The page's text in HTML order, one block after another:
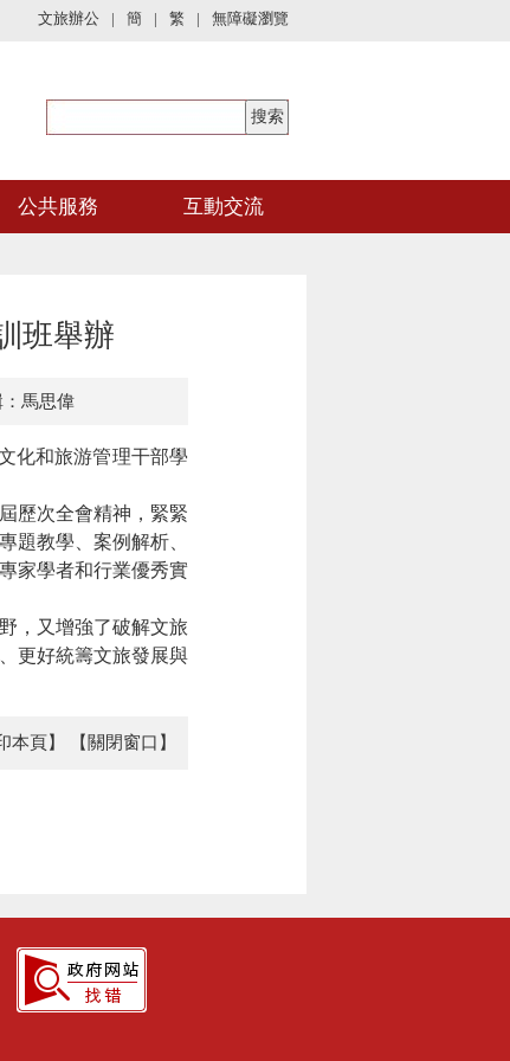
文旅辦公 | 簡 | 繁 | 無障礙瀏覽
公共服務 互動交流
班舉辦
馬思偉
化和旅游管理干部學
歷次全會精神，緊緊
題教學、案例解析、
家學者和行業優秀實
，又增強了破解文旅
更好統籌文旅發展與
本頁】 【關閉窗口】